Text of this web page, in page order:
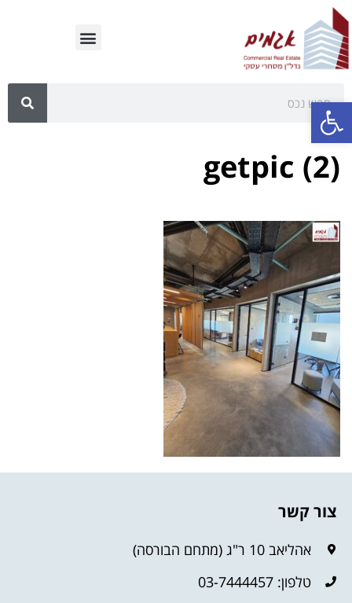
getpic (2)
צור קשר
אהליאב 10 ר"ג (מתחם הבורסה)
טלפון: 03-7444457
פתח סרגל נגישות